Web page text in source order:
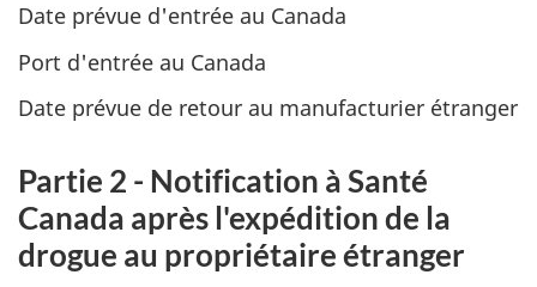
Date prévue d'entrée au Canada
Port d'entrée au Canada
Date prévue de retour au manufacturier étranger
Partie 2 - Notification à Santé
Canada après l'expédition de la
drogue au propriétaire étranger